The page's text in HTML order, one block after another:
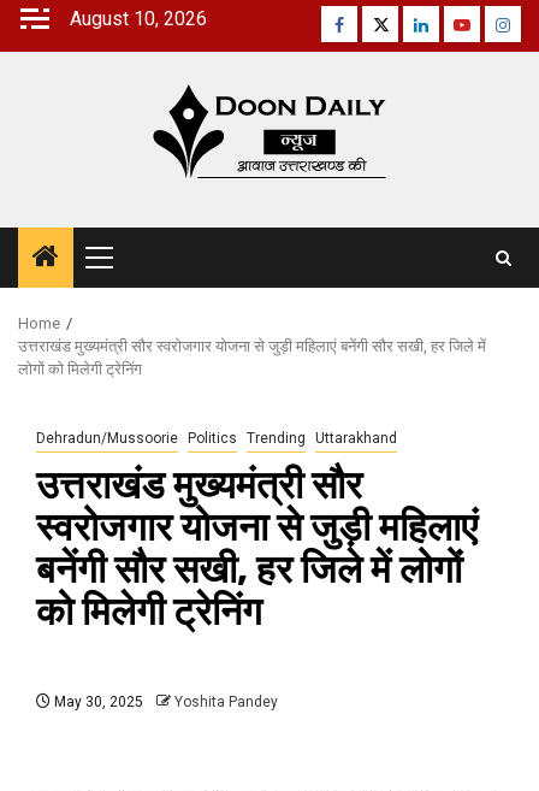
Skip
August 10, 2026 Facebook
TwitterLinkedinYoutube
Primary
Menu
Home
उत्तराखंड मुख्यमंत्री सौर स्वरोजगार योजना से जुड़ी महिलाएं बनेंगी सौर सखी, हर जिले में
लोगों को मिलेगी ट्रेनिंग
Dehradun/Mussoorie Politics Trending Uttarakhand
उत्तराखंड मुख्यमंत्री सौर
स्वरोजगार योजना से जुड़ी महिलाएं
बनेंगी सौर सखी, हर जिले में लोगों
को मिलेगी ट्रेनिंग
May 30, 2025 Yoshita Pandey